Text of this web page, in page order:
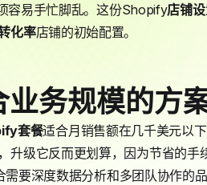
容易手忙脚乱。这份Shopify店铺
化率店铺的初始配置。
务规模的方
套餐适合月销售额在几千美元以
升级它反而更划算，因为节省的
要深度数据分析和多团队协作的